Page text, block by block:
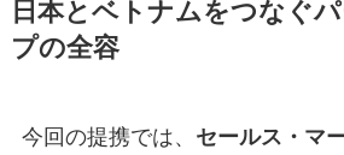
日本とベトナムをつなぐ
プの全容
今回の提携では、 セールス・マ